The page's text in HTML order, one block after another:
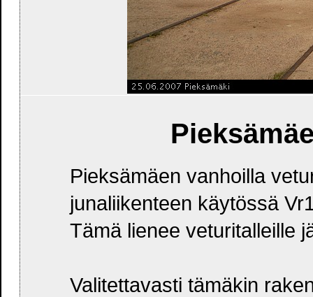
Pieksämäen vanhoilla
junaliikenteen käytössä
Tämä lienee veturitalleille
Valitettavasti tämäkin